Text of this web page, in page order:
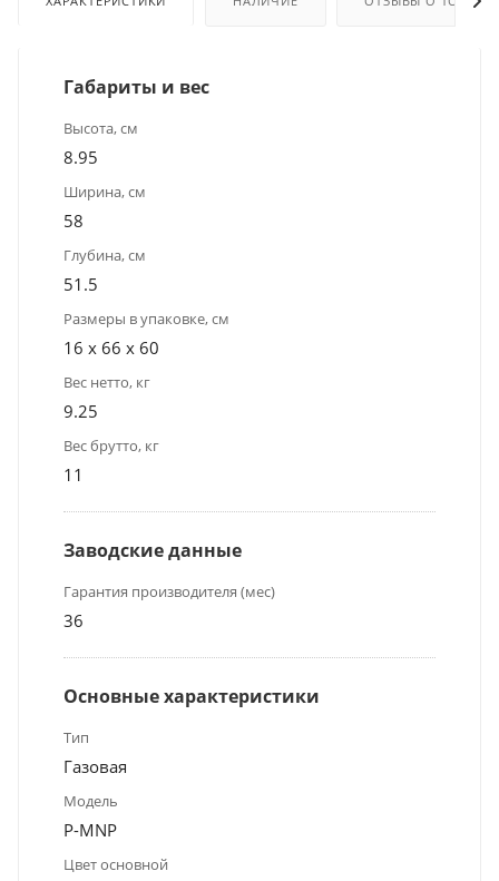
Габариты и вес
Высота, см
8.95
Ширина, см
58
Глубина, см
51.5
Размеры в упаковке, см
16 x 66 x 60
Вес нетто, кг
9.25
Вес брутто, кг
11
Заводские данные
Гарантия производителя (мес)
36
Основные характеристики
Тип
Газовая
Модель
P-MNP
Цвет основной